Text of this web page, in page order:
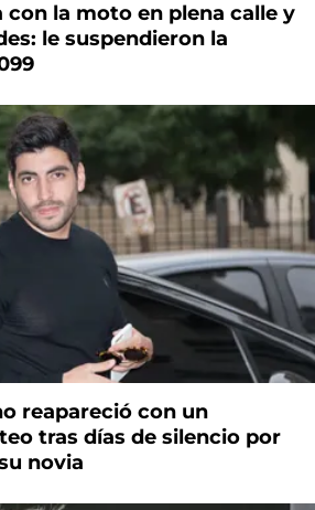
con la moto en plena calle y
le suspendieron la
reapareció con un
tras días de silencio por
novia